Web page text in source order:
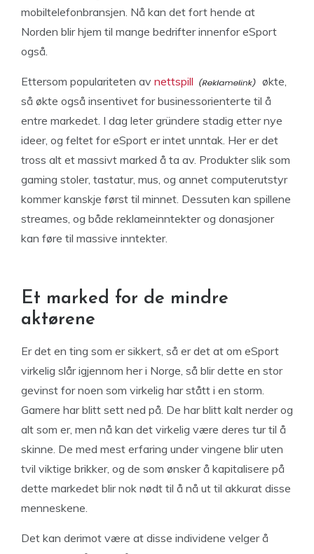
mobiltelefonbransjen. Nå kan det fort hende at
Norden blir hjem til mange bedrifter innenfor eSport
også.
Ettersom populariteten av nettspill
økte,
så økte også insentivet for businessorienterte til å
entre markedet. I dag leter gründere stadig etter nye
ideer, og feltet for eSport er intet unntak. Her er det
tross alt et massivt marked å ta av. Produkter slik som
gaming stoler, tastatur, mus, og annet computerutstyr
kommer kanskje først til minnet. Dessuten kan spillene
streames, og både reklameinntekter og donasjoner
kan føre til massive inntekter.
Et marked for de mindre
aktørene
Er det en ting som er sikkert, så er det at om eSport
virkelig slår igjennom her i Norge, så blir dette en stor
gevinst for noen som virkelig har stått i en storm.
Gamere har blitt sett ned på. De har blitt kalt nerder og
alt som er, men nå kan det virkelig være deres tur til å
skinne. De med mest erfaring under vingene blir uten
tvil viktige brikker, og de som ønsker å kapitalisere på
dette markedet blir nok nødt til å nå ut til akkurat disse
menneskene.
Det kan derimot være at disse individene velger å